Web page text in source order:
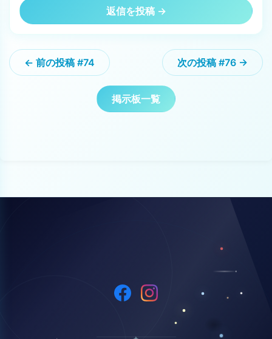
返信を投稿 →
← 前の投稿 #74
掲示板一覧
次の投稿 #76 →